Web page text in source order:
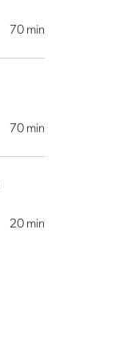
70 min
70 min
20 min